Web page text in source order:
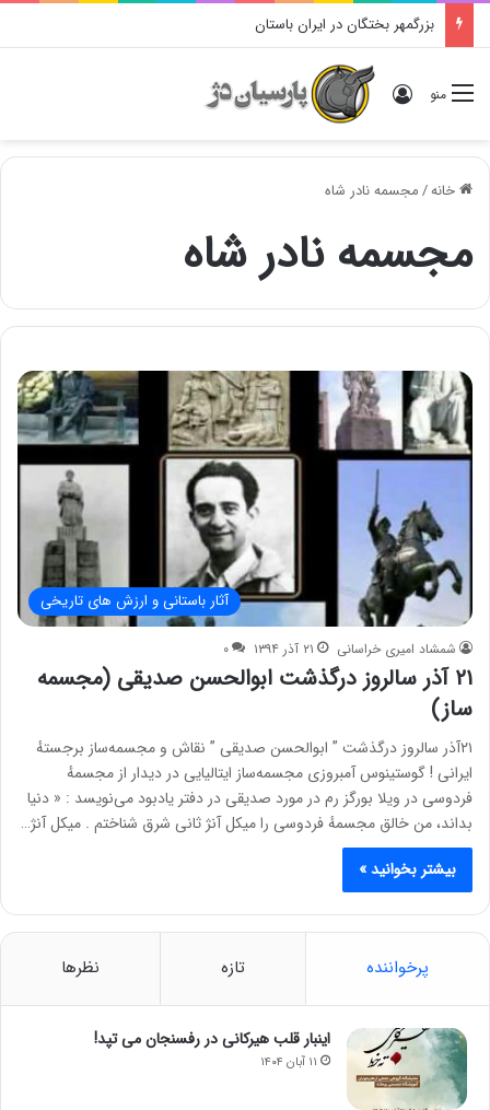
بزرگمهر بختگان در ایران باستان
منو ورود
خانه/مجسمه نادر شاه
مجسمه نادر شاه
آثار باستانی و ارزش های تاریخی
شمشاد امیری خراسانی ۲۱ آذر ۱۳۹۴ ۰
۲۱ آذر سالروز درگذشت ﺍﺑﻮﺍﻟﺤﺴﻦ ﺻﺪﯾﻘﯽ (مجسمه
ساز)
۲۱ﺁﺫﺭ ﺳﺎﻟﺮﻭﺯ ﺩﺭﮔﺬﺷﺖ ” ﺍﺑﻮﺍﻟﺤﺴﻦ ﺻﺪﯾﻘﯽ ” ﻧﻘﺎﺵ ﻭ ﻣﺠﺴﻤﻪﺳﺎﺯ ﺑﺮﺟﺴﺘﻪٔ
ﺍﯾﺮﺍﻧﯽ ! ﮔﻮﺳﺘﯿﻨﻮﺱ ﺁﻣﺒﺮﻭﺯﯼ ﻣﺠﺴﻤﻪﺳﺎﺯ ﺍﯾﺘﺎﻟﯿﺎﯾﯽ ﺩﺭ ﺩﯾﺪﺍﺭ ﺍﺯ ﻣﺠﺴﻤﻪٔ
ﻓﺮﺩﻭﺳﯽ ﺩﺭ ﻭﯾﻼ ﺑﻮﺭﮔﺰ ﺭﻡ ﺩﺭ ﻣﻮﺭﺩ ﺻﺪﯾﻘﯽ ﺩﺭ ﺩﻓﺘﺮ ﯾﺎﺩﺑﻮﺩ ﻣﯽﻧﻮﯾﺴﺪ : ‏« ﺩﻧﯿﺎ
ﺑﺪﺍﻧﺪ، ﻣﻦ ﺧﺎﻟﻖ ﻣﺠﺴﻤﻪٔ ﻓﺮﺩﻭﺳﯽ ﺭﺍ ﻣﯿﮑﻞ ﺁﻧﮋ ﺛﺎﻧﯽ ﺷﺮﻕ ﺷﻨﺎﺧﺘﻢ . ﻣﯿﮑﻞ ﺁﻧﮋ…
بیشتر بخوانید »
پرخواننده تازه نظرها
اینبار قلب هیرکانی در رفسنجان می تپد!
۱۱ آبان ۱۴۰۴